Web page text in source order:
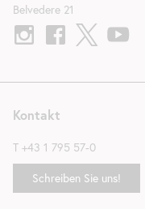
Kontakt
T +43 1 795 57-0
Schreiben Sie uns!
Belvedere 21